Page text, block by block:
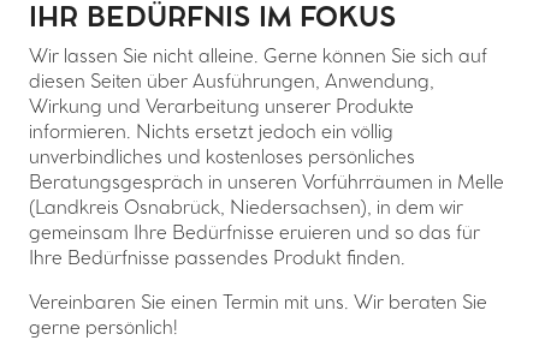
IHR BEDÜRFNIS IM FOKUS
Wir lassen Sie nicht alleine. Gerne können Sie sich auf
diesen Seiten über Ausführungen, Anwendung,
Wirkung und Verarbeitung unserer Produkte
informieren. Nichts ersetzt jedoch ein völlig
unverbindliches und kostenloses persönliches
Beratungsgespräch in unseren Vorführräumen in Melle
(Landkreis Osnabrück, Niedersachsen), in dem wir
gemeinsam Ihre Bedürfnisse eruieren und so das für
Ihre Bedürfnisse passendes Produkt finden.
Vereinbaren Sie einen Termin mit uns. Wir beraten Sie
gerne persönlich!